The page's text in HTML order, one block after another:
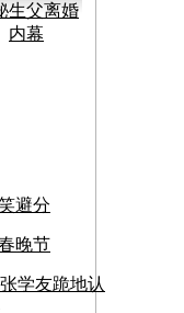
生父离婚
内幕
避分
晚节
学友跪地认